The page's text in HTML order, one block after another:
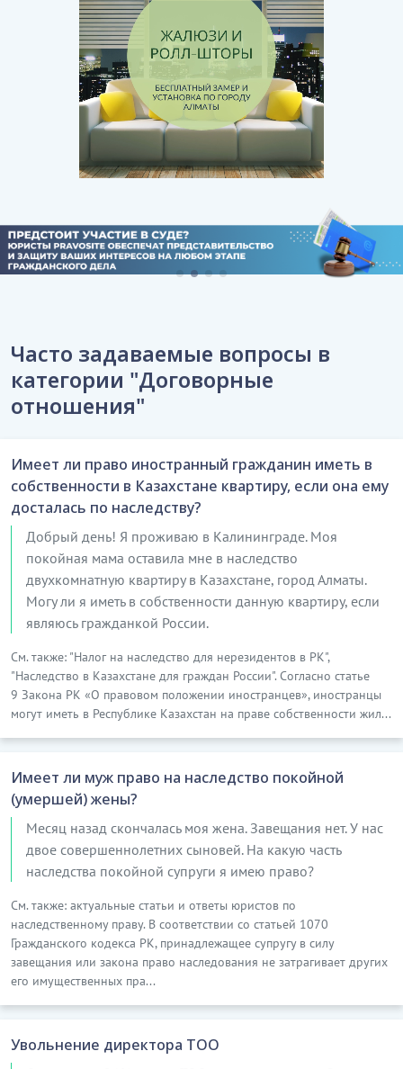
Часто задаваемые вопросы в
категории "Договорные
отношения"
Имеет ли право иностранный гражданин иметь в
собственности в Казахстане квартиру, если она ему
досталась по наследству?
Добрый день! Я проживаю в Калининграде. Моя
покойная мама оставила мне в наследство
двухкомнатную квартиру в Казахстане, город Алматы.
Могу ли я иметь в собственности данную квартиру, если
являюсь гражданкой России.
См. также: "Налог на наследство для нерезидентов в РК",
"Наследство в Казахстане для граждан России". Согласно статье
9 Закона РК «О правовом положении иностранцев», иностранцы
могут иметь в Республике Казахстан на праве собственности жил...
Имеет ли муж право на наследство покойной
(умершей) жены?
Месяц назад скончалась моя жена. Завещания нет. У нас
двое совершеннолетних сыновей. На какую часть
наследства покойной супруги я имею право?
См. также: актуальные статьи и ответы юристов по
наследственному праву. В соответствии со статьей 1070
Гражданского кодекса РК, принадлежащее супругу в силу
завещания или закона право наследования не затрагивает других
его имущественных пра...
Увольнение директора ТОО